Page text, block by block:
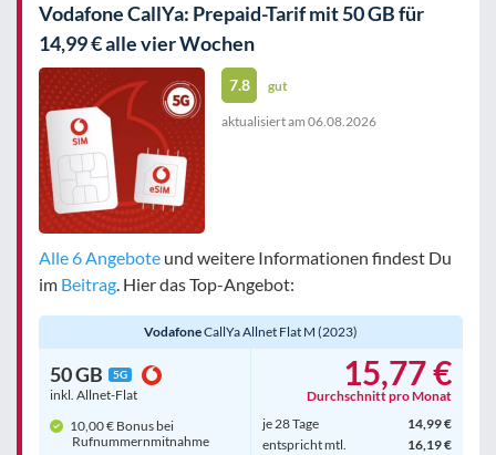
Vodafone CallYa: Prepaid-Tarif mit 50 GB für
14,99 € alle vier Wochen
7.8 gut
aktualisiert am 06.08.2026
Alle 6 Angebote und weitere Informationen findest Du
im Beitrag. Hier das Top-Angebot:
VodafoneCallYa Allnet Flat M (2023)
50 GB 5G
inkl. Allnet-Flat
10,00 € Bonus bei
Rufnummern­mitnahme
15,77 €
Durchschnitt pro Monat
je 28 Tage
14,99 €
entspricht mtl.
16,19 €